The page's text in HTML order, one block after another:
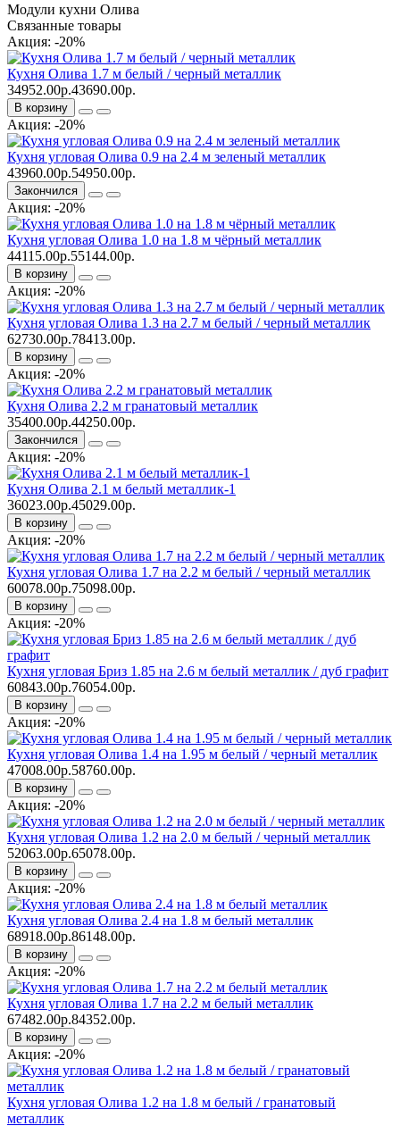
Модули кухни Олива
Связанные товары
Акция: -20%
Кухня Олива 1.7 м белый / черный металлик
34952.00р.43690.00р.
В корзину
Акция: -20%
Кухня угловая Олива 0.9 на 2.4 м зеленый металлик
43960.00р.54950.00р.
Закончился
Акция: -20%
Кухня угловая Олива 1.0 на 1.8 м чёрный металлик
44115.00р.55144.00р.
В корзину
Акция: -20%
Кухня угловая Олива 1.3 на 2.7 м белый / черный металлик
62730.00р.78413.00р.
В корзину
Акция: -20%
Кухня Олива 2.2 м гранатовый металлик
35400.00р.44250.00р.
Закончился
Акция: -20%
Кухня Олива 2.1 м белый металлик-1
36023.00р.45029.00р.
В корзину
Акция: -20%
Кухня угловая Олива 1.7 на 2.2 м белый / черный металлик
60078.00р.75098.00р.
В корзину
Акция: -20%
Кухня угловая Бриз 1.85 на 2.6 м белый металлик / дуб графит
60843.00р.76054.00р.
В корзину
Акция: -20%
Кухня угловая Олива 1.4 на 1.95 м белый / черный металлик
47008.00р.58760.00р.
В корзину
Акция: -20%
Кухня угловая Олива 1.2 на 2.0 м белый / черный металлик
52063.00р.65078.00р.
В корзину
Акция: -20%
Кухня угловая Олива 2.4 на 1.8 м белый металлик
68918.00р.86148.00р.
В корзину
Акция: -20%
Кухня угловая Олива 1.7 на 2.2 м белый металлик
67482.00р.84352.00р.
В корзину
Акция: -20%
Кухня угловая Олива 1.2 на 1.8 м белый / гранатовый
металлик